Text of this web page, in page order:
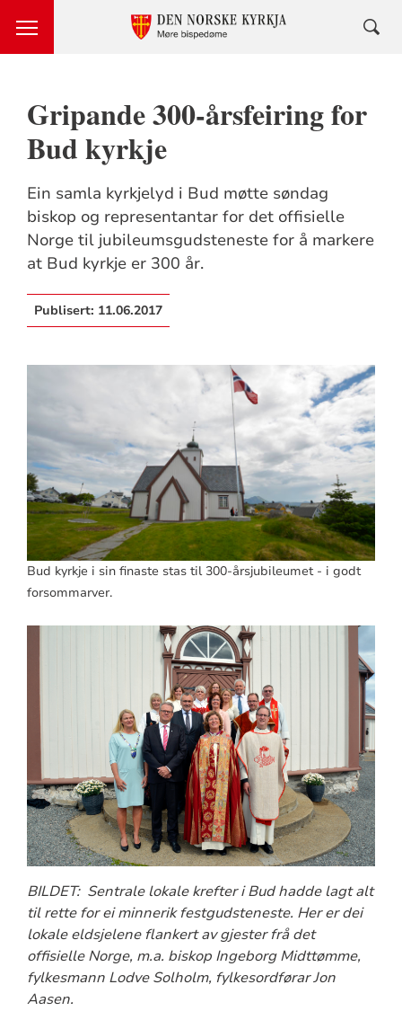
Gripande 300-årsfeiring for
Bud kyrkje
Ein samla kyrkjelyd i Bud møtte søndag
biskop og representantar for det offisielle
Norge til jubileumsgudsteneste for å markere
at Bud kyrkje er 300 år.
Publisert: 11.06.2017
Bud kyrkje i sin finaste stas til 300-årsjubileumet - i godt
forsommarver.
BILDET: Sentrale lokale krefter i Bud hadde lagt alt
til rette for ei minnerik festgudsteneste. Her er dei
lokale eldsjelene flankert av gjester frå det
offisielle Norge, m.a. biskop Ingeborg Midttømme,
fylkesmann Lodve Solholm, fylkesordførar Jon
Aasen.